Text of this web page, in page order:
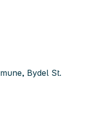
Bydel St.